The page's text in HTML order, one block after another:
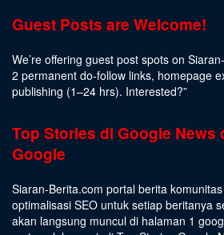
Guest Posts are Welcome!
We’re offering guest post spots on
2 permanent do-follow links, homepage
publishing (1–24 hrs). Interested?”
Top Stories di Google News
Google
Siaran-Berita.com portal berita
optimalisasi SEO untuk setiap beritanya
akan langsung muncul di halaman 1